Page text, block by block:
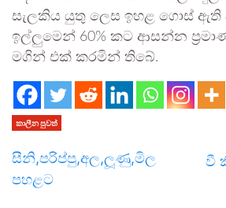
සැලකිය යුතු ලෙස ඉහළ ගොස් ඇති
ඉල්ලුමෙන් 60% කට ආසන්න
මගින් එක් කරමින් තිබේ.
කාලීන පුවත්
සීනි,පරිප්පු,අල,ලූණු,මිල
පහළට
වී